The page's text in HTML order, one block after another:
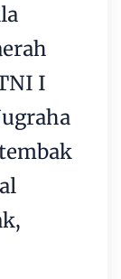
I